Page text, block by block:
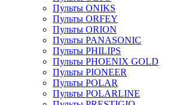
Пульты ONIKS
Пульты ORFEY
Пульты ORION
Пульты PANASONIC
Пульты PHILIPS
Пульты PHOENIX GOLD
Пульты PIONEER
Пульты POLAR
Пульты POLARLINE